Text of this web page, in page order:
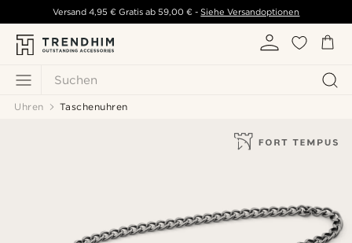
Suchen
Versand 4,95 € Gratis ab 59,00 € - Siehe Versandoptionen
Uhren Taschenuhren